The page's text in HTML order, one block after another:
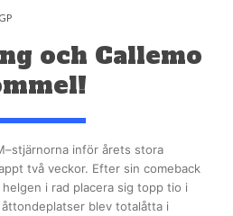
och Callemo
inför årets stora
två veckor. Efter sin comeback
i rad placera sig topp tio i
blev totalåtta i